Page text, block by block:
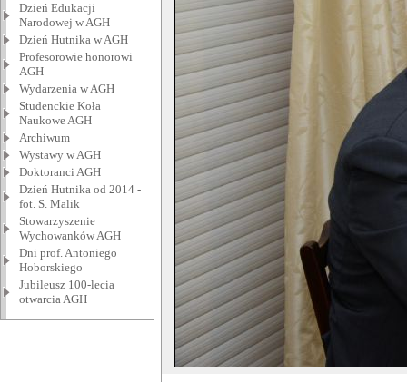
Dzień Edukacji
Narodowej w AGH
Dzień Hutnika w AGH
Profesorowie honorowi
AGH
Wydarzenia w AGH
Studenckie Koła
Naukowe AGH
Archiwum
Wystawy w AGH
Doktoranci AGH
Dzień Hutnika od 2014 -
fot. S. Malik
Stowarzyszenie
Wychowanków AGH
Dni prof. Antoniego
Hoborskiego
Jubileusz 100-lecia
otwarcia AGH